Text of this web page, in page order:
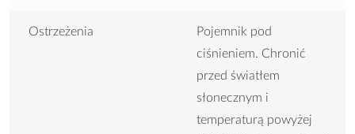
Ostrzeżenia
Pojemnik pod
ciśnieniem. Chronić
przed światłem
słonecznym i
temperaturą powyżej